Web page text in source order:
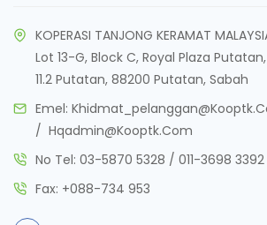
KOPERASI TANJONG KERAMAT
Lot 13-G, Block C, Royal Plaza
11.2 Putatan, 88200 Putatan, Sabah
Emel:
/ Hqadmin@kooptk.com
No Tel: 03-5870 5328 / 011-3698 3392
Fax: +088-734 953